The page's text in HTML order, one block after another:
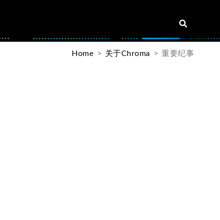
Home 关于Chroma 重要纪事